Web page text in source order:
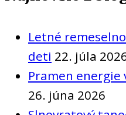
Letné
deti 22. júla
Pramen energie
26. júna 2026